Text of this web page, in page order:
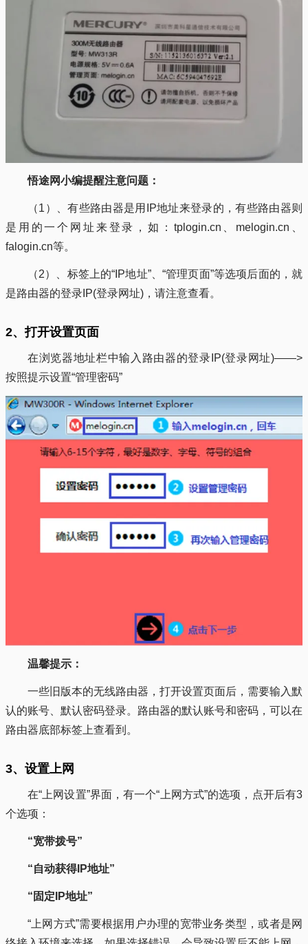
悟途网小编提醒注意问题：
（1）、有些路由器是用IP地址来登录的，有些路由器则
是用的一个网址来登录，如：tplogin.cn、melogin.cn、
falogin.cn等。
（2）、标签上的“IP地址”、“管理页面”等选项后面的，就
是路由器的登录IP(登录网址)，请注意查看。
2、打开设置页面
在浏览器地址栏中输入路由器的登录IP(登录网址)——>
按照提示设置“管理密码”
温馨提示：
一些旧版本的无线路由器，打开设置页面后，需要输入默
认的账号、默认密码登录。路由器的默认账号和密码，可以在
路由器底部标签上查看到。
3、设置上网
在“上网设置”界面，有一个“上网方式”的选项，点开后有3
个选项：
“宽带拨号”
“自动获得IP地址”
“固定IP地址”
“上网方式”需要根据用户办理的宽带业务类型，或者是网